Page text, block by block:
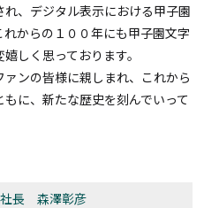
、デジタル表示における甲子園
からの１００年にも甲子園文字
しく思っております。
ンの皆様に親しまれ、これから
に、新たな歴史を刻んでいって
社長 森澤彰彦